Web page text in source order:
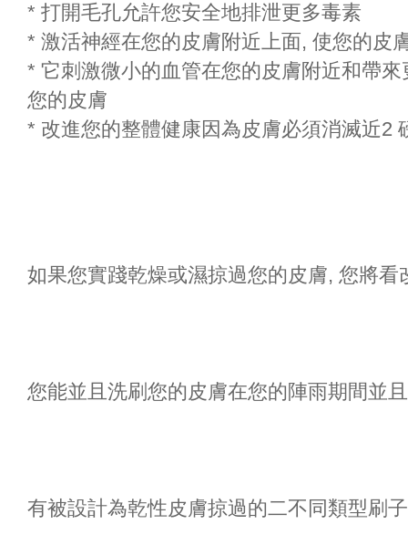
* 打開毛孔允許您安全地排泄更多毒素
* 激活神經在您的皮膚附近上面, 使您的皮
* 它刺激微小的血管在您的皮膚附近和帶
您的皮膚
* 改進您的整體健康因為皮膚必須消滅近2
如果您實踐乾燥或濕掠過您的皮膚, 您將
您能並且洗刷您的皮膚在您的陣雨期間並
有被設計為乾性皮膚掠過的二不同類型刷